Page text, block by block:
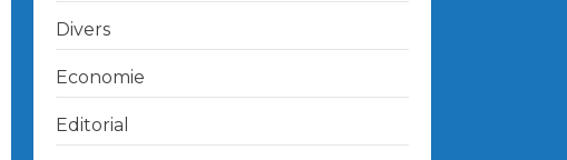
Divers
Economie
Editorial